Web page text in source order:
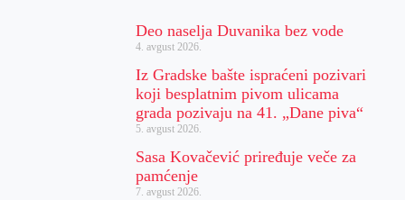
Deo naselja Duvanika bez vode
4. avgust 2026.
Iz Gradske bašte ispraćeni pozivari
koji besplatnim pivom ulicama
grada pozivaju na 41. „Dane piva“
5. avgust 2026.
Sasa Kovačević priređuje veče za
pamćenje
7. avgust 2026.